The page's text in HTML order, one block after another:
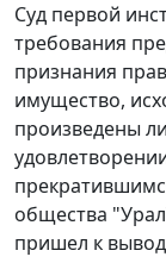
Суд первой
требования
признания
имущество,
произведены
общества
пришел к